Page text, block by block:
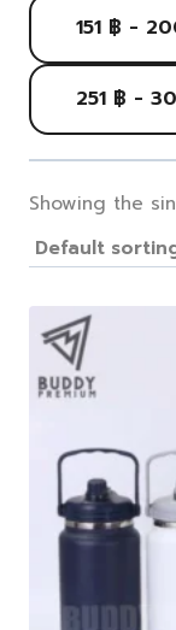
151 ฿ -
251 ฿ -
Showing the